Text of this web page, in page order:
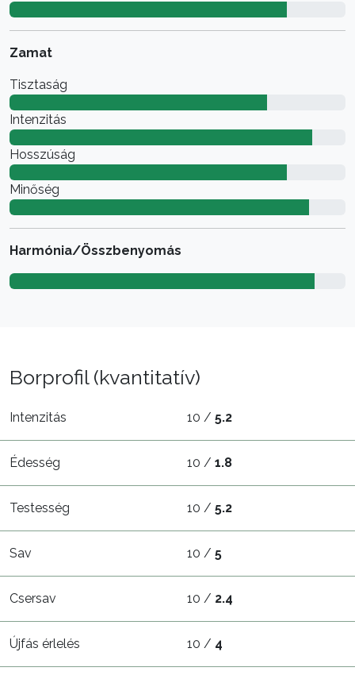
Zamat
Tisztaság
Intenzitás
Hosszúság
Minőség
Harmónia/Összbenyomás
Borprofil (kvantitatív)
Intenzitás 10 / 5.2
Édesség 10 / 1.8
Testesség 10 / 5.2
Sav 10 / 5
Csersav 10 / 2.4
Újfás érlelés 10 / 4